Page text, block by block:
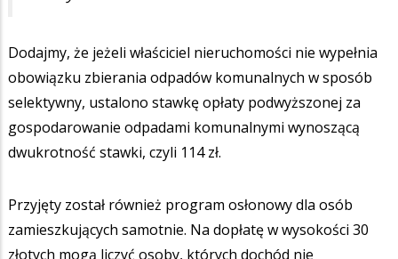
Dodajmy, że jeżeli właściciel nieruchomości nie wypełnia
obowiązku zbierania odpadów komunalnych w sposób
selektywny, ustalono stawkę opłaty podwyższonej za
gospodarowanie odpadami komunalnymi wynoszącą
dwukrotność stawki, czyli 114 zł.
Przyjęty został również program osłonowy dla osób
zamieszkujących samotnie. Na dopłatę w wysokości 30
złotych mogą liczyć osoby, których dochód nie